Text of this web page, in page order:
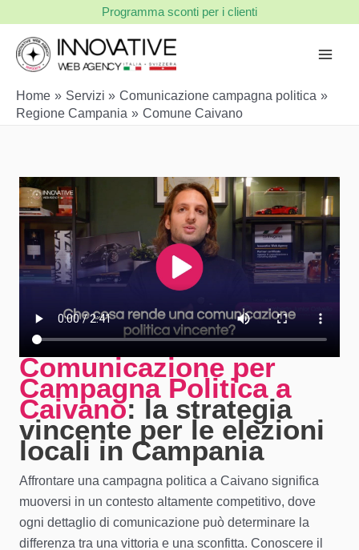
contenuto
Programma sconti per i clienti
Home Servizi
Comunicazione campagna politica
Regione Campania
Comune Caivano
Comunicazione per
Campagna Politica a
Caivano: la strategia
vincente per le elezioni
locali in Campania
Affrontare una campagna politica a Caivano significa
muoversi in un contesto altamente competitivo, dove
ogni dettaglio di comunicazione può determinare la
differenza tra una vittoria e una sconfitta. Conoscere il